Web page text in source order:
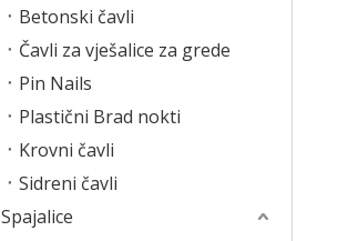
Betonski čavli
Čavli za vješalice za grede
Pin Nails
Plastični Brad nokti
Krovni čavli
Sidreni čavli
Spajalice